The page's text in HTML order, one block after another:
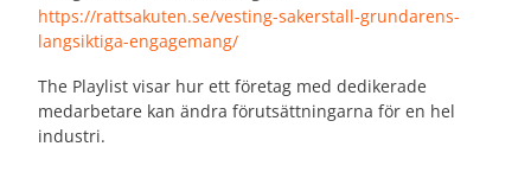
https://rattsakuten.se/vesting-sakerstall-grundarens-
langsiktiga-engagemang/
The Playlist visar hur ett företag med dedikerade
medarbetare kan ändra förutsättningarna för en hel
industri.